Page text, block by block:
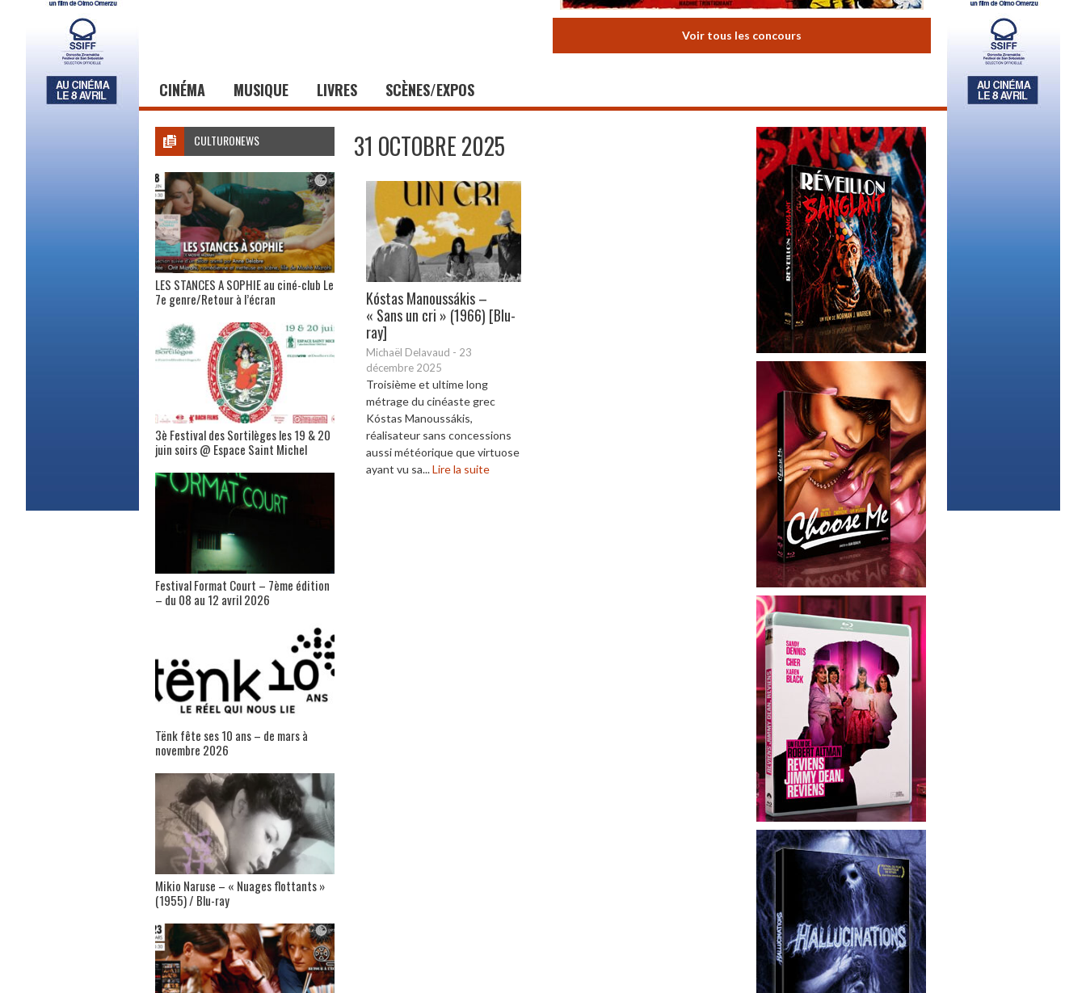
Voir tous les concours
CINÉMA MUSIQUE LIVRES SCÈNES/EXPOS
31 OCTOBRE 2025
Kóstas Manoussákis –
« Sans un cri » (1966) [Blu-
ray]
Michaël Delavaud - 23
décembre 2025
Troisième et ultime long
métrage du cinéaste grec
Kóstas Manoussákis,
réalisateur sans concessions
aussi météorique que virtuose
ayant vu sa...Lire la suite
CULTURONEWS
LES STANCES A SOPHIE au ciné-club Le
7e genre/Retour à l’écran
3è Festival des Sortilèges les 19 & 20
juin soirs @ Espace Saint Michel
Festival Format Court – 7ème édition
– du 08 au 12 avril 2026
Tënk fête ses 10 ans – de mars à
novembre 2026
Mikio Naruse – « Nuages flottants »
(1955) / Blu-ray